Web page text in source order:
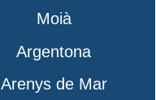
Moià
Argentona
Arenys de Mar